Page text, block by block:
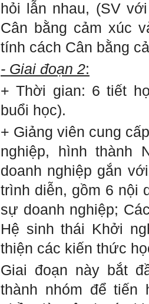
hỏi lẫn nhau, (SV
Cân bằng cảm xúc
tính cách Cân bằng
- Giai đoạn 2:
+ Thời gian: 6 tiết
buổi học).
+ Giảng viên cung
nghiệp, hình thành
doanh nghiệp gắn
trình diễn, gồm 6 nội
sự doanh nghiệp;
Hệ sinh thái Khởi
thiện các kiến thức
Giai đoạn này bắt
thành nhóm để tiến